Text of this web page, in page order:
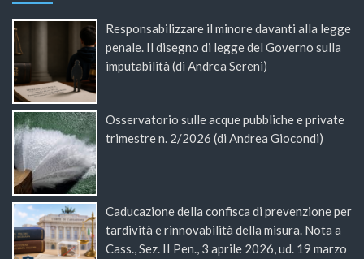
Responsabilizzare il minore davanti alla legge
penale. Il disegno di legge del Governo sulla
imputabilità (di Andrea Sereni)
Osservatorio sulle acque pubbliche e private
trimestre n. 2/2026 (di Andrea Giocondi)
Caducazione della confisca di prevenzione per
tardività e rinnovabilità della misura. Nota a
Cass., Sez. II Pen., 3 aprile 2026, ud. 19 marzo